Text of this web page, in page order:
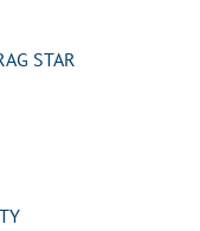
STAR